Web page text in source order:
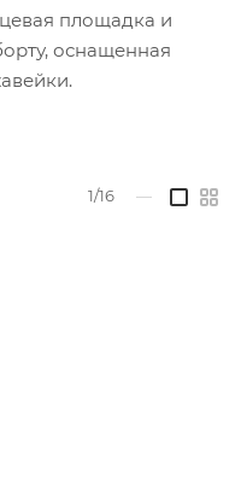
площадка и
оснащенная
1/16 —